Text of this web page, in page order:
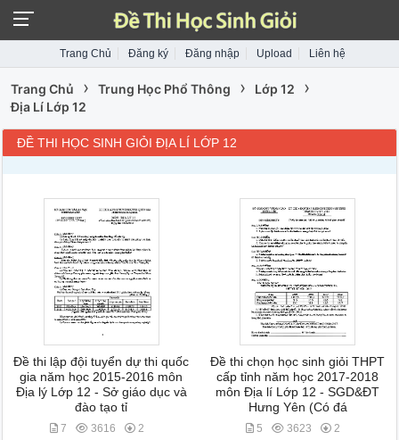
Trang Chủ Đăng ký Đăng nhập Upload Liên hệ
Trang Chủ › Trung Học Phổ Thông › Lớp 12 ›
Địa Lí Lớp 12
ĐỀ THI HỌC SINH GIỎI ĐỊA LÍ LỚP 12
Đề thi lập đội tuyển dự thi quốc
gia năm học 2015-2016 môn
Địa lý Lớp 12 - Sở giáo dục và
đào tạo tỉ
7 3616 2
Đề thi chọn học sinh giỏi THPT
cấp tỉnh năm học 2017-2018
môn Địa lí Lớp 12 - SGD&ĐT
Hưng Yên (Có đá
5 3623 2